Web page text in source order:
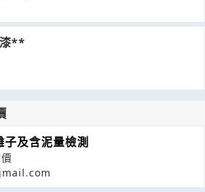
**
及含泥量檢測